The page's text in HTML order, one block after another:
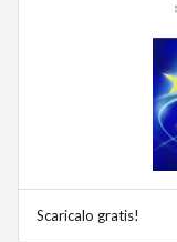
Scaricalo gratis!